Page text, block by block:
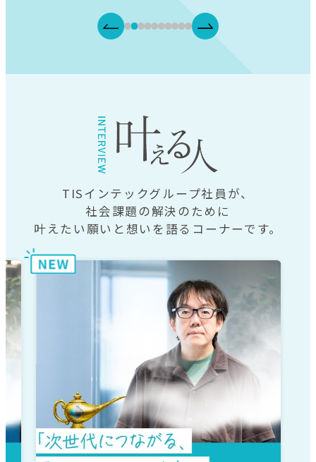
TISインテックグループ社員が、
社会課題の解決のために
叶えたい願いと想いを語るコーナーです。